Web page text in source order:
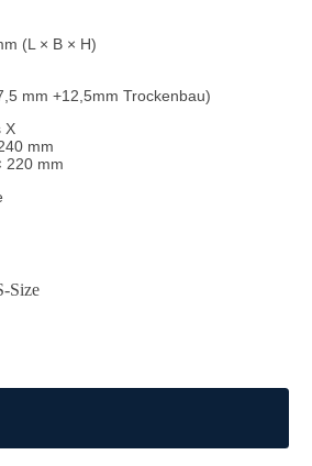
(L × B × H)
mm +12,5mm Trockenbau)
X
mm
220 mm